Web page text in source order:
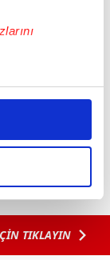
özel
yaparken
sunmak
adına
noktada,
tek gelir
TIKLAYIN